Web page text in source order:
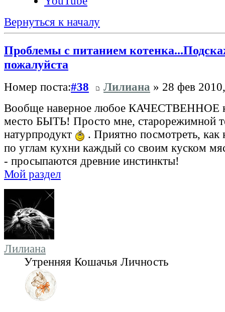
Вернуться к началу
Проблемы с питанием
пожалуйста
Номер поста:#38 Лилиана » 28 фев
Вообще наверное любое КАЧЕСТВЕННОЕ
место БЫТЬ! Просто мне, старорежимной
натурпродукт
. Приятно посмотреть, как
по углам кухни каждый со своим куском
- просыпаются древние инстинкты!
Мой раздел
Лилиана
Утренняя Кошачья Личность